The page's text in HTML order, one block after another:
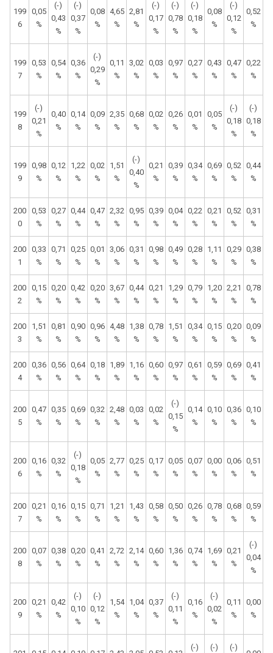
199
6
0,05
%
(-)
0,43
%
(-)
0,37
%
0,08
%
4,65
%
2,81
%
(-)
0,17
%
(-)
0,78
%
(-)
0,18
%
0,08
%
(-)
0,12
%
0,52
%
199
7
0,53
%
0,54
%
0,36
%
(-)
0,29
%
0,11
%
3,02
%
0,03
%
0,97
%
0,27
%
0,43
%
0,47
%
0,22
%
199
8
(-)
0,21
%
0,40
%
0,14
%
0,09
%
2,35
%
0,68
%
0,02
%
0,26
%
0,01
%
0,05
%
(-)
0,18
%
(-)
0,18
%
199
9
0,98
%
0,12
%
1,22
%
0,02
%
1,51
%
(-)
0,40
%
0,21
%
0,39
%
0,34
%
0,69
%
0,52
%
0,44
%
200
0
0,53
%
0,27
%
0,44
%
0,47
%
2,32
%
0,95
%
0,39
%
0,04
%
0,22
%
0,21
%
0,52
%
0,31
%
200
1
0,33
%
0,71
%
0,25
%
0,01
%
3,06
%
0,31
%
0,98
%
0,49
%
0,28
%
1,11
%
0,29
%
0,38
%
200
2
0,15
%
0,20
%
0,42
%
0,20
%
3,67
%
0,44
%
0,21
%
1,29
%
0,79
%
1,20
%
2,21
%
0,78
%
200
3
1,51
%
0,81
%
0,90
%
0,96
%
4,48
%
1,38
%
0,78
%
1,51
%
0,34
%
0,15
%
0,20
%
0,09
%
200
4
0,36
%
0,56
%
0,64
%
0,18
%
1,89
%
1,16
%
0,60
%
0,97
%
0,61
%
0,59
%
0,69
%
0,41
%
200
5
0,47
%
0,35
%
0,69
%
0,32
%
2,48
%
0,03
%
0,02
%
(-)
0,15
%
0,14
%
0,10
%
0,36
%
0,10
%
200
6
0,16
%
0,32
%
(-)
0,18
%
0,05
%
2,77
%
0,25
%
0,17
%
0,05
%
0,07
%
0,00
%
0,06
%
0,51
%
200
7
0,21
%
0,16
%
0,15
%
0,71
%
1,21
%
1,43
%
0,58
%
0,50
%
0,26
%
0,78
%
0,68
%
0,59
%
200
8
0,07
%
0,38
%
0,20
%
0,41
%
2,72
%
2,14
%
0,60
%
1,36
%
0,74
%
1,69
%
0,21
%
(-)
0,04
%
200
9
0,21
%
0,42
%
(-)
0,10
%
(-)
0,12
%
1,54
%
1,04
%
0,37
%
(-)
0,11
%
0,16
%
(-)
0,02
%
0,11
%
0,00
%
(-) (-) (-)